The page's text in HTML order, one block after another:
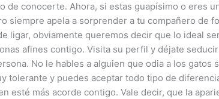
de conocerte. Ahora, si estas guapísimo o eres
siempre apela a sorprender a tu compañero de
ligar, obviamente queremos decir que lo ideal
afines contigo. Visita su perfil y déjate
No le hables a alguien que odia a los gatos
tolerante y puedes aceptar todo tipo de
esté más acorde contigo. Vale decir, que la